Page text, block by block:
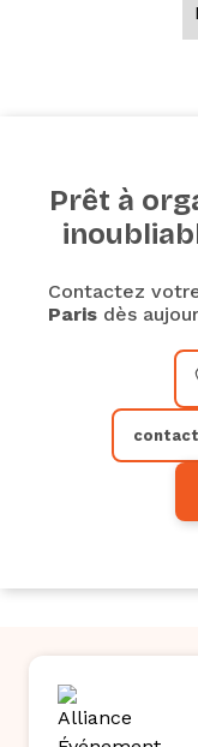
Prêt à
Contactez
Paris dès